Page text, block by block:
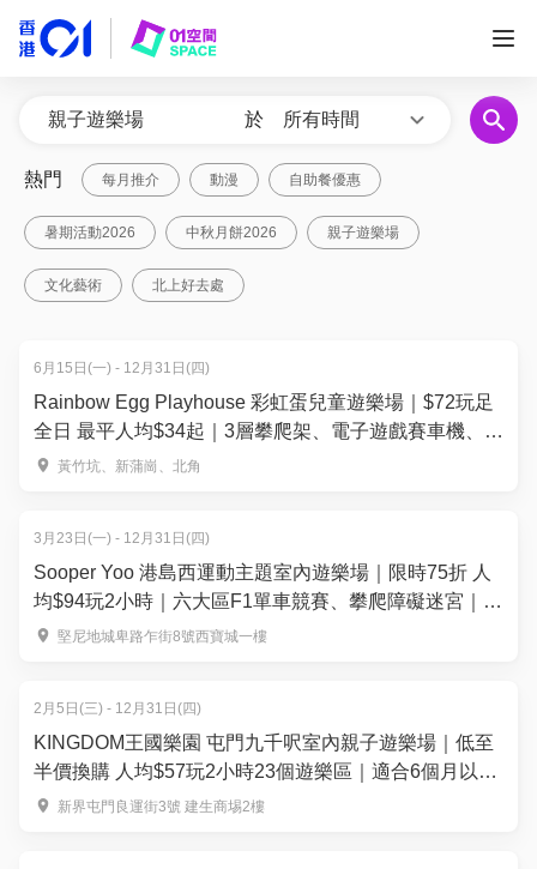
於 所有時間
熱門 每月推介 動漫 自助餐優惠
暑期活動2026 中秋月餅2026 親子遊樂場
文化藝術 北上好去處
6月15日(一) - 12月31日(四)
Rainbow Egg Playhouse 彩虹蛋兒童遊樂場｜$72玩足
全日 最平人均$34起｜3層攀爬架、電子遊戲賽車機、模
擬消防員遊戲、旋轉摩天輪 | 黃竹坑、新蒲崗、北角｜
黃竹坑、新蒲崗、北角
3月23日(一) - 12月31日(四)
Sooper Yoo 港島西運動主題室內遊樂場｜限時75折 人
均$94玩2小時｜六大區F1單車競賽、攀爬障礙迷宮｜堅
尼地城
堅尼地城卑路乍街8號西寶城一樓
2月5日(三) - 12月31日(四)
KINGDOM王國樂園 屯門九千呎室內親子遊樂場｜低至
半價換購 人均$57玩2小時23個遊樂區｜適合6個月以上
兒童新界屯門良運街3號 建生商埸2樓